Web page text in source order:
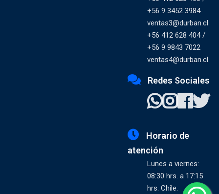
+56 9 3452 3984
ventas3@durban.cl
+56 412 628 404 /
+56 9 9843 7022
ventas4@durban.cl
Redes Sociales
Horario de
atención
Lunes a viernes:
08:30 hrs. a 17:15
hrs. Chile.